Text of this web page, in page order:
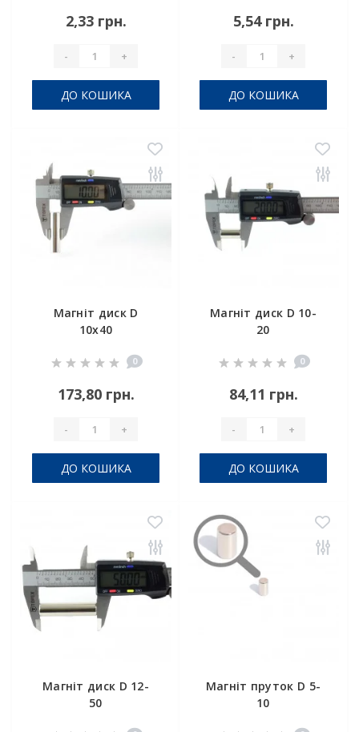
2,33 грн.
- +
ДО КОШИКА
5,54 грн.
- +
ДО КОШИКА
Магніт диск D
10х40
0
173,80 грн.
- +
ДО КОШИКА
Магніт диск D 10-
20
0
84,11 грн.
- +
ДО КОШИКА
Магніт диск D 12-
50
Магніт пруток D 5-
10